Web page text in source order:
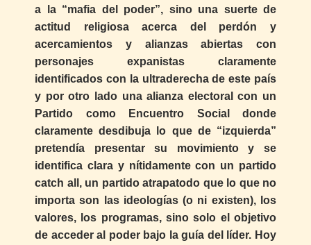
a la “mafia del poder”, sino una suerte de
actitud religiosa acerca del perdón y
acercamientos y alianzas abiertas con
personajes expanistas claramente
identificados con la ultraderecha de este país
y por otro lado una alianza electoral con un
Partido como Encuentro Social donde
claramente desdibuja lo que de “izquierda”
pretendía presentar su movimiento y se
identifica clara y nítidamente con un partido
catch all, un partido atrapatodo que lo que no
importa son las ideologías (o ni existen), los
valores, los programas, sino solo el objetivo
de acceder al poder bajo la guía del líder. Hoy